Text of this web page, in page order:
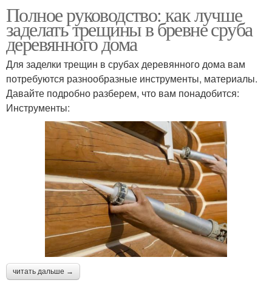
Полное руководство: как лучше
заделать трещины в бревне сруба
деревянного дома
Для заделки трещин в срубах деревянного дома вам
потребуются разнообразные инструменты, материалы.
Давайте подробно разберем, что вам понадобится:
Инструменты:
читать дальше →